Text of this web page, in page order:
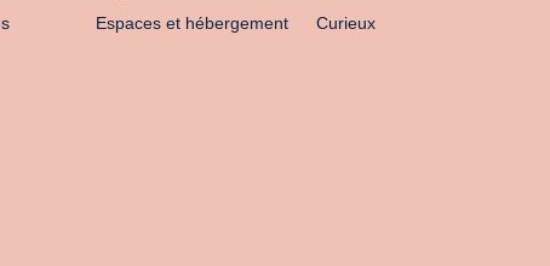
Espaces et hébergement
Curieux